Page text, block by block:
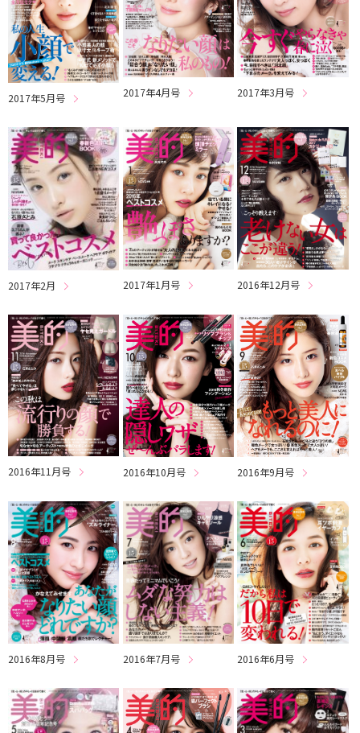
2017年5月号 2017年4月号 2017年3月号
2017年2月 2017年1月号 2016年12月号
2016年11月号 2016年10月号 2016年9月号
2016年8月号 2016年7月号 2016年6月号